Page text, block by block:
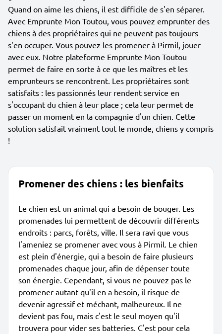
Quand on aime les chiens, il est difficile de s'en séparer.
Avec Emprunte Mon Toutou, vous pouvez emprunter des
chiens à des propriétaires qui ne peuvent pas toujours
s'en occuper. Vous pouvez les promener à Pirmil, jouer
avec eux. Notre plateforme Emprunte Mon Toutou
permet de faire en sorte à ce que les maîtres et les
emprunteurs se rencontrent. Les propriétaires sont
satisfaits : les passionnés leur rendent service en
s'occupant du chien à leur place ; cela leur permet de
passer un moment en la compagnie d'un chien. Cette
solution satisfait vraiment tout le monde, chiens y compris
!
Promener des chiens : les bienfaits
Le chien est un animal qui a besoin de bouger. Les
promenades lui permettent de découvrir différents
endroits : parcs, forêts, ville. Il sera ravi que vous
l'ameniez se promener avec vous à Pirmil. Le chien
est plein d'énergie, qui a besoin de faire plusieurs
promenades chaque jour, afin de dépenser toute
son énergie. Cependant, si vous ne pouvez pas le
promener autant qu'il en a besoin, il risque de
devenir agressif et méchant, malheureux. Il ne
devient pas fou, mais c'est le seul moyen qu'il
trouvera pour vider ses batteries. C'est pour cela